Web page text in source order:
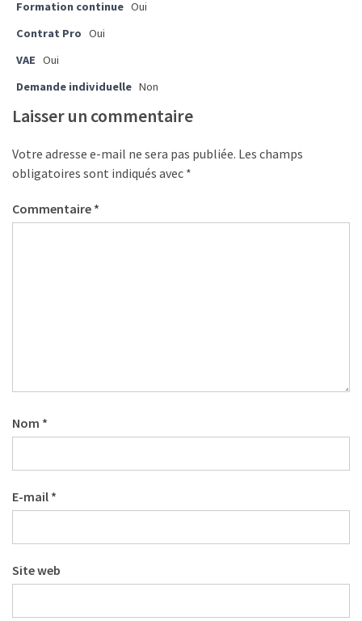
chiffres
que
DRH
retenir
pour
Interviews
Rubrique
RH
Droit
Formation continue Oui
Contrat Pro Oui
VAE Oui
Demande individuelle Non
Laisser un commentaire
Votre adresse e-mail ne sera pas publiée. Les champs
obligatoires sont indiqués avec *
Commentaire *
Nom *
E-mail *
Site web